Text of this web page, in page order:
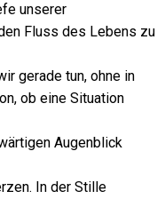
unserer
Fluss des Lebens zu
gerade tun, ohne in
ob eine Situation
Augenblick
In der Stille